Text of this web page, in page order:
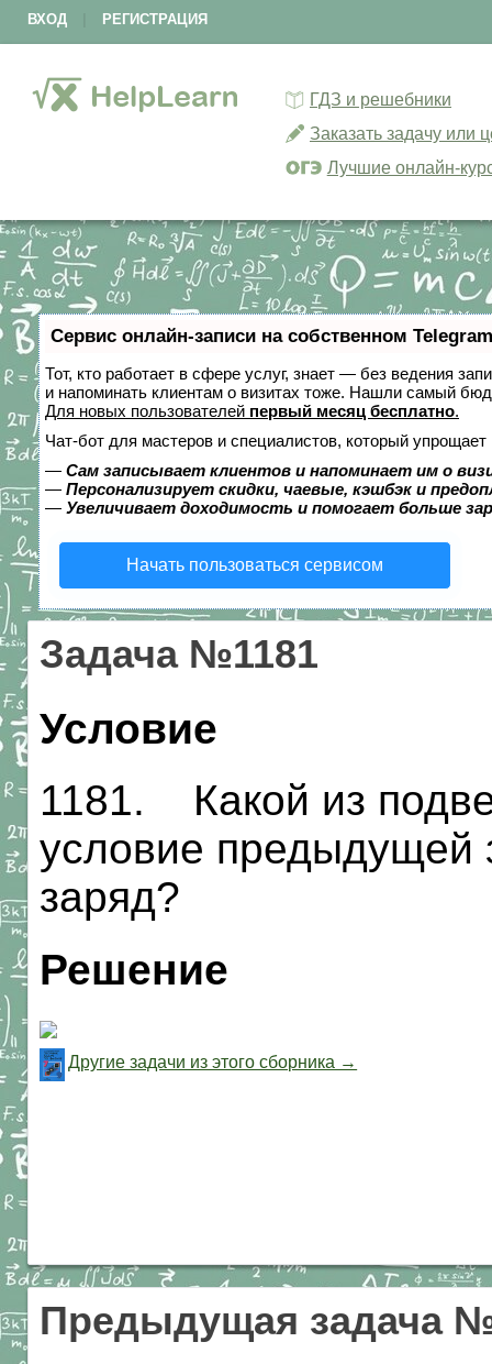
ВХОД РЕГИСТРАЦИЯ
ГДЗ и решебники
Заказать задачу или
Лучшие онлайн-
Сервис онлайн-записи на собственном
Тот, кто работает в сфере услуг, знает — без ведения
и напоминать клиентам о визитах тоже. Нашли самый
Для новых пользователей первый месяц бесплатно.
Чат-бот для мастеров и специалистов, который упрощает
— Сам записывает клиентов и напоминает им о
— Персонализирует скидки, чаевые, кэшбэк и
— Увеличивает доходимость и помогает больше
Начать пользоваться сервисом
Задача №1181
Условие
1181. Какой из
условие предыдущей
заряд?
Решение
Другие задачи из этого сборника →
Предыдущая задача